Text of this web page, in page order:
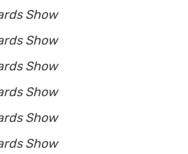
Show
Show
Show
Show
Show
Show